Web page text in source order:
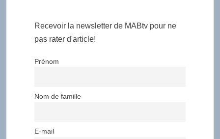
Recevoir la newsletter de MABtv pour ne
pas rater d'article!
Prénom
Nom de famille
E-mail